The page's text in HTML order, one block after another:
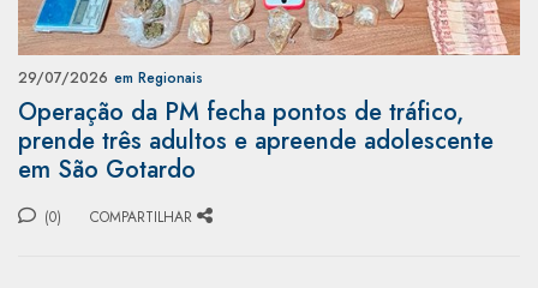
29/07/2026 em Regionais
Operação da PM fecha pontos de tráfico,
prende três adultos e apreende adolescente
em São Gotardo
(0) COMPARTILHAR